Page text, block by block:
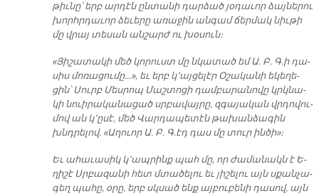
թիւ­նը՝ երբ ար­դէն ըն­տա­նի դար­ձած յօ­դա­ւոր ձայ­նե­րու
խորհր­դա­ւոր ձե­ւե­րը ա­ռա­ջին ան­գամ ճեր­մակ նիւ­թի
մը վրայ տե­սան ան­շարժ ու խօ­սուն։
«Յի­շա­տա­կի մեծ կո­րուստ մը նկա­տած եմ Ա. Բ. Գ­.ի դա­
սիս մոռա­ցու­մը…», եւ երբ կ՚այ­ցե­լէր Օ­շա­կա­նի ե­կե­ղե­
ցին՝ Սուրբ Մես­րոպ Մաշ­տո­ցի դամ­բա­րա­նո­վը կրկնա­
կի նուի­րա­կա­նա­ցած սրբա­վայ­րը, զգա­յա­կան վրդո­վու­
մով ան կ՚ը­սէ, մեծ Վար­դա­պե­տէն թա­խան­ձա­գին
խնդրե­լով. «Ա­ղուոր Ա. Բ. Գ­.էդ դաս մը տուր ին­ծի»։­
Եւ ա­հա­ւա­սիկ կ՚ապ­րինք պահ մը, որ ժա­մա­նակն է Ե­
ղի­շէ Սրբա­զա­նի հետ մտա­ծե­լու եւ յի­շե­լու այն սքան­չա­
գեղ պա­հը, օ­րը, երբ սկսած ենք այ­բու­բե­նի դա­սով, այն